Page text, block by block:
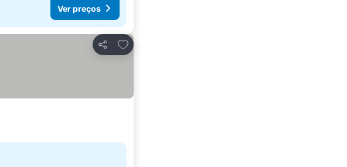
Ver preços
Partilhar
Adicionar aos favoritos